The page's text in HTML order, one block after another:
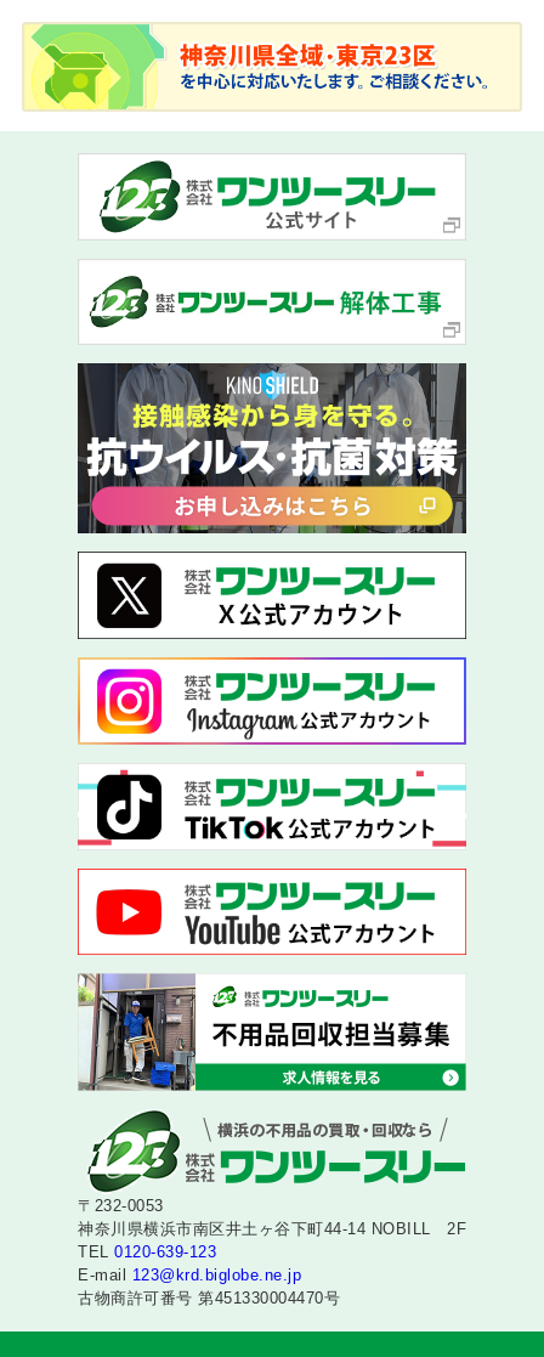
〒232-0053
神奈川県横浜市南区井土ヶ谷下町44-14 NOBILL 2F
TEL 0120-639-123
E-mail 123@krd.biglobe.ne.jp
古物商許可番号 第451330004470号